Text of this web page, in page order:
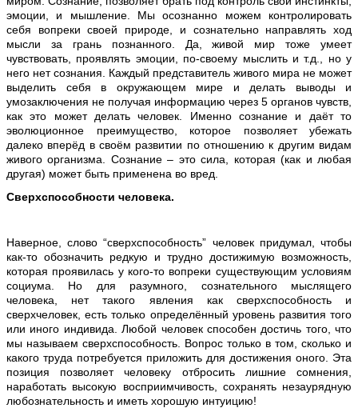
эмоции, и мышление. Мы осознанно можем контролировать
себя вопреки своей природе, и сознательно направлять ход
мысли за грань познанного. Да, живой мир тоже умеет
чувствовать, проявлять эмоции, по-своему мыслить и т.д., но у
него нет сознания. Каждый представитель живого мира не может
выделить себя в окружающем мире и делать выводы и
умозаключения не получая информацию через 5 органов чувств,
как это может делать человек. Именно сознание и даёт то
эволюционное преимущество, которое позволяет убежать
далеко вперёд в своём развитии по отношению к другим видам
живого организма. Сознание – это сила, которая (как и любая
другая) может быть применена во вред.
Сверхспособности человека.
Наверное, слово “сверхспособность” человек придумал, чтобы
как-то обозначить редкую и трудно достижимую возможность,
которая проявилась у кого-то вопреки существующим условиям
социума. Но для разумного, сознательного мыслящего
человека, нет такого явления как сверхспособность и
сверхчеловек, есть только определённый уровень развития того
или иного индивида. Любой человек способен достичь того, что
мы называем сверхспособность. Вопрос только в том, сколько и
какого труда потребуется приложить для достижения оного. Эта
позиция позволяет человеку отбросить лишние сомнения,
наработать высокую восприимчивость, сохранять незаурядную
любознательность и иметь хорошую интуицию!